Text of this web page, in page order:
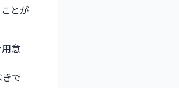
とが
意
で